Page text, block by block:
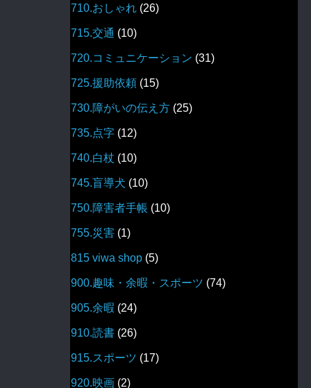
710.おしゃれ (26)
715.交通 (10)
720.コミュニケーション (31)
725.援助依頼 (15)
730.障がいの伝え方 (25)
735.点字 (12)
740.白杖 (10)
745.盲導犬 (10)
750.障害者手帳 (10)
755.災害 (1)
815 viwa shop (5)
900.趣味・余暇・スポーツ (74)
905.余暇 (24)
910.読書 (26)
915.スポーツ (17)
920.映画 (2)